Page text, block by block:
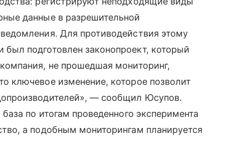
данные в разрешительной
Для противодействия этому
подготовлен законопроект, который
не прошедшая мониторинг,
ключевое изменение, которое позволит
— сообщил Юсупов.
по итогам проведенного эксперимента
а подобным мониторингам планируется